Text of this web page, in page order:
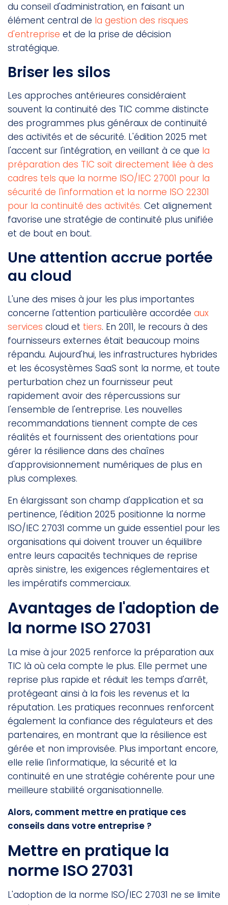
du conseil d'administration, en faisant un
élément central de la gestion des risques
d'entreprise et de la prise de décision
stratégique.
Briser les silos
Les approches antérieures considéraient
souvent la continuité des TIC comme distincte
des programmes plus généraux de continuité
des activités et de sécurité. L'édition 2025 met
l'accent sur l'intégration, en veillant à ce que la
préparation des TIC soit directement liée à des
cadres tels que la norme ISO/IEC 27001 pour la
sécurité de l'information et la norme ISO 22301
pour la continuité des activités. Cet alignement
favorise une stratégie de continuité plus unifiée
et de bout en bout.
Une attention accrue portée
au cloud
L'une des mises à jour les plus importantes
concerne l'attention particulière accordée aux
services cloud et tiers. En 2011, le recours à des
fournisseurs externes était beaucoup moins
répandu. Aujourd'hui, les infrastructures hybrides
et les écosystèmes SaaS sont la norme, et toute
perturbation chez un fournisseur peut
rapidement avoir des répercussions sur
l'ensemble de l'entreprise. Les nouvelles
recommandations tiennent compte de ces
réalités et fournissent des orientations pour
gérer la résilience dans des chaînes
d'approvisionnement numériques de plus en
plus complexes.
En élargissant son champ d'application et sa
pertinence, l'édition 2025 positionne la norme
ISO/IEC 27031 comme un guide essentiel pour les
organisations qui doivent trouver un équilibre
entre leurs capacités techniques de reprise
après sinistre, les exigences réglementaires et
les impératifs commerciaux.
Avantages de l'adoption de
la norme ISO 27031
La mise à jour 2025 renforce la préparation aux
TIC là où cela compte le plus. Elle permet une
reprise plus rapide et réduit les temps d'arrêt,
protégeant ainsi à la fois les revenus et la
réputation. Les pratiques reconnues renforcent
également la confiance des régulateurs et des
partenaires, en montrant que la résilience est
gérée et non improvisée. Plus important encore,
elle relie l'informatique, la sécurité et la
continuité en une stratégie cohérente pour une
meilleure stabilité organisationnelle.
Alors, comment mettre en pratique ces
conseils dans votre entreprise ?
Mettre en pratique la
norme ISO 27031
L'adoption de la norme ISO/IEC 27031 ne se limite